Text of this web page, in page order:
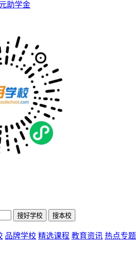
助学金
品牌学校 精选课程 教育资讯 热点专题